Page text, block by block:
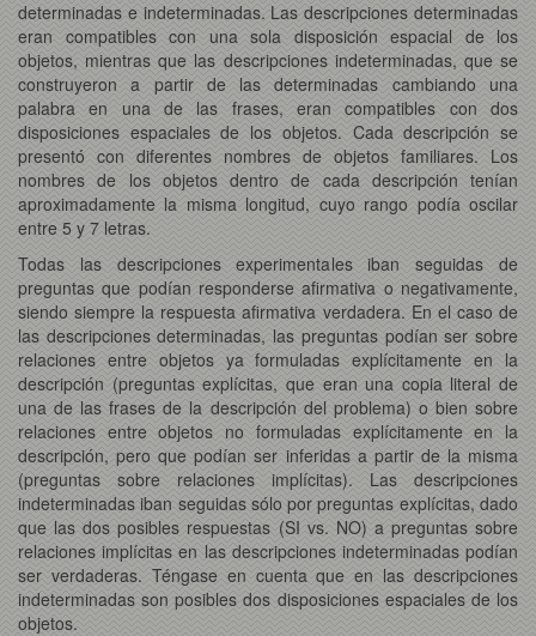
determinadas e indeterminadas. Las descripciones determinadas
eran compatibles con una sola disposición espacial de los
objetos, mientras que las descripciones indeterminadas, que se
construyeron a partir de las determinadas cambiando una
palabra en una de las frases, eran compatibles con dos
disposiciones espaciales de los objetos. Cada descripción se
presentó con diferentes nombres de objetos familiares. Los
nombres de los objetos dentro de cada descripción tenían
aproximadamente la misma longitud, cuyo rango podía oscilar
entre 5 y 7 letras.
Todas las descripciones experimentales iban seguidas de
preguntas que podían responderse afirmativa o negativamente,
siendo siempre la respuesta afirmativa verdadera. En el caso de
las descripciones determinadas, las preguntas podían ser sobre
relaciones entre objetos ya formuladas explícitamente en la
descripción (preguntas explícitas, que eran una copia literal de
una de las frases de la descripción del problema) o bien sobre
relaciones entre objetos no formuladas explícitamente en la
descripción, pero que podían ser inferidas a partir de la misma
(preguntas sobre relaciones implícitas). Las descripciones
indeterminadas iban seguidas sólo por preguntas explícitas, dado
que las dos posibles respuestas (SI vs. NO) a preguntas sobre
relaciones implícitas en las descripciones indeterminadas podían
ser verdaderas. Téngase en cuenta que en las descripciones
indeterminadas son posibles dos disposiciones espaciales de los
objetos.